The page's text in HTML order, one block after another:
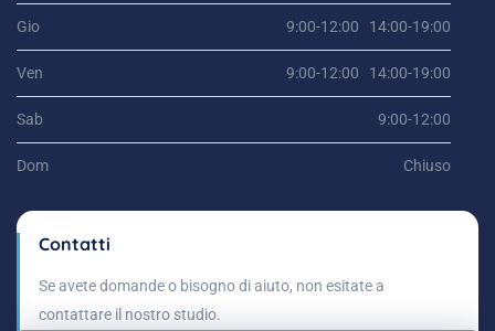
Gio 9:00-12:00 14:00-19:00
Ven 9:00-12:00 14:00-19:00
Sab 9:00-12:00
Dom Chiuso
Contatti
Se avete domande o bisogno di aiuto, non esitate a
contattare il nostro studio.